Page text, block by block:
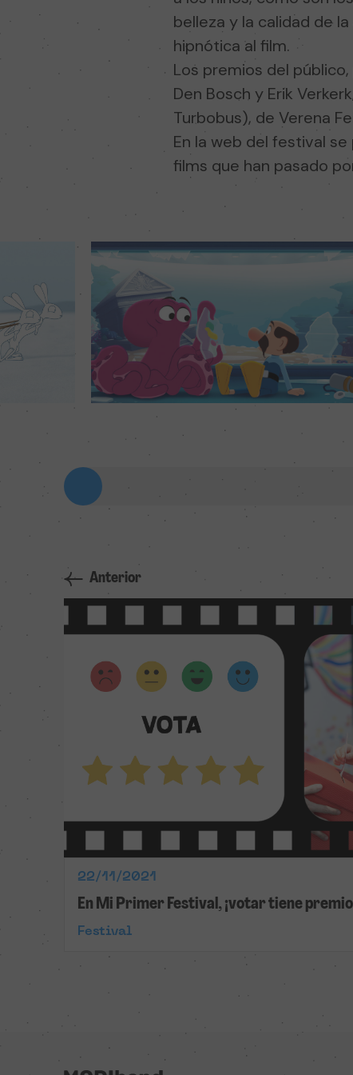
belleza y la calidad de
hipnótica al film.
Los premios del
Den Bosch y Erik
Turbobus), de Verena
En la web del festival se
films que han pasado
Anterior
22/11/2021
En Mi Primer Festival, ¡votar tiene
Festival